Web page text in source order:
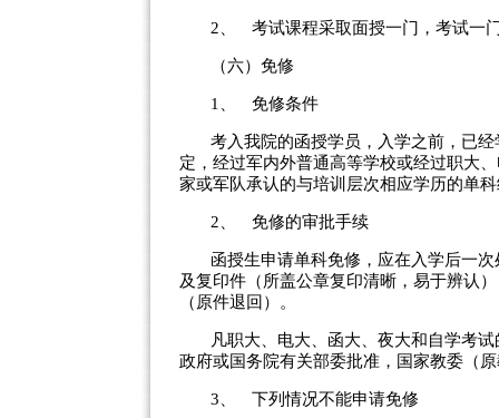
2、 考试课程采取面授一门，考试一
（六）免修
1、 免修条件
考入我院的函授学员，入学之前，已
定，经过军内外普通高等学校或经过职大
家或军队承认的与培训层次相应学历的单
2、 免修的审批手续
函授生申请单科免修，应在入学后一
及复印件（所盖公章复印清晰，易于辨认
（原件退回）。
凡职大、电大、函大、夜大和自学考
政府或国务院有关部委批准，国家教委（
3、 下列情况不能申请免修